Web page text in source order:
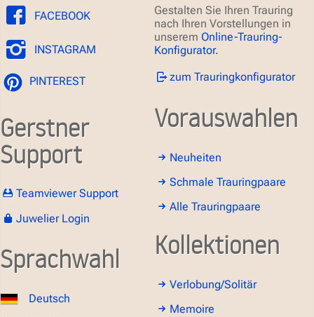
FACEBOOK
INSTAGRAM
PINTEREST
Gerstner
Support
Teamviewer Support
Juwelier Login
Sprachwahl
Deutsch
Gestalten Sie Ihren Trauring
nach Ihren Vorstellungen in
unserem Online-Trauring-
Konfigurator.
zum Trauringkonfigurator
Vorauswahlen
Neuheiten
Schmale Trauringpaare
Alle Trauringpaare
Kollektionen
Verlobung/Solitär
Memoire